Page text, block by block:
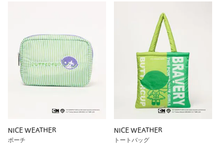
NICE WEATHER
ポーチ
NICE WEATHER
トートバッグ